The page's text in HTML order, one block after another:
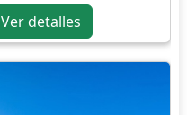
Ver detalles